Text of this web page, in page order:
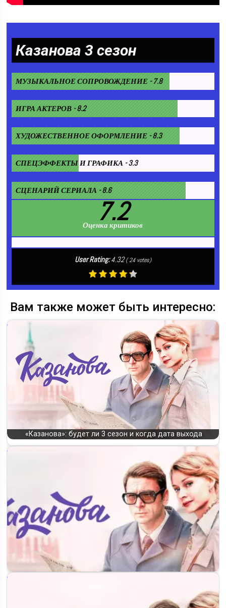
Казанова 3 сезон
МУЗЫКАЛЬНОЕ СОПРОВОЖДЕНИЕ - 7.8
ИГРА АКТЕРОВ - 8.2
ХУДОЖЕСТВЕННОЕ ОФОРМЛЕНИЕ - 8.3
СПЕЦЭФФЕКТЫ И ГРАФИКА - 3.3
СЦЕНАРИЙ СЕРИАЛА - 8.6
7.2
Оценка критиков
User Rating:4.32 (24votes)
Вам также может быть интересно:
«Казанова»: будет ли 3 сезон и когда дата выхода
Когда выйдет 3 сезон «Казановы»: съёмки завершены,